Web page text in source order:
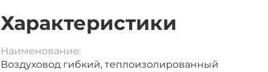
Характеристики
Наименование:
Воздуховод гибкий, теплоизолированный